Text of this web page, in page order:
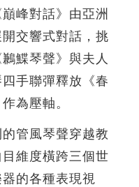
峰對話》由亞洲
交響式對話，挑
鰈琴聲》與夫人
手聯彈釋放《春
為壓軸。
管風琴聲穿越教
維度橫跨三個世
的各種表現視